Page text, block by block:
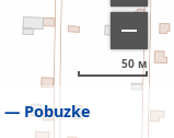
Pobuzke
50 м